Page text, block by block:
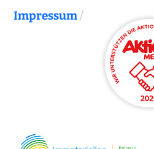
Impressum/